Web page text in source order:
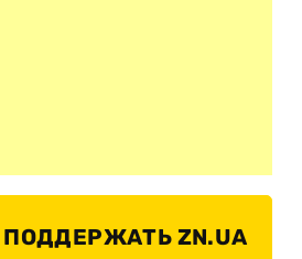
ПОДДЕРЖАТЬ ZN.UA